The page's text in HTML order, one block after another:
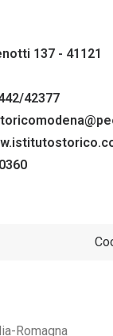
137 - 41121
42377
Romagna